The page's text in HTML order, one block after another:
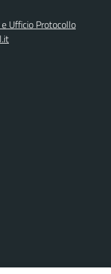
Ufficio Protocollo